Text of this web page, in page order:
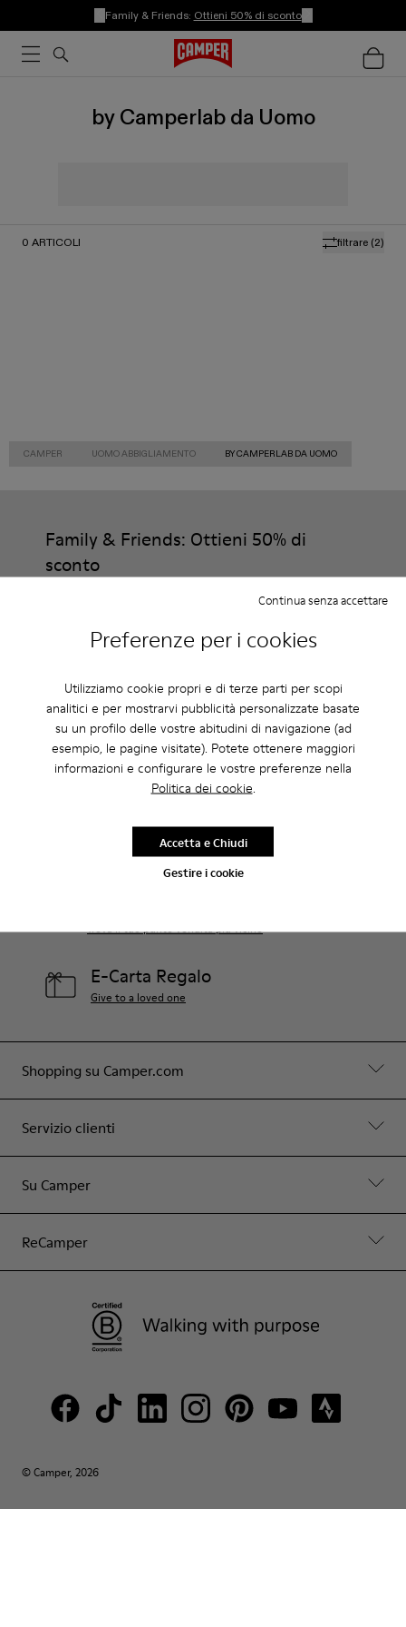
Preferenze per i cookies
Utilizziamo cookie propri e di terze parti per scopi
analitici e per mostrarvi pubblicità personalizzate basate
su un profilo delle vostre abitudini di navigazione (ad
esempio, le pagine visitate). Potete ottenere maggiori
informazioni e configurare le vostre preferenze nella
Politica dei cookie.
Gestire i cookie
Continua senza accettare
Accetta e Chiudi
Family & Friends: Ottieni 50% di sconto
by Camperlab da Uomo
filtrare (2)
0 ARTICOLI
CAMPER UOMO ABBIGLIAMENTO BY CAMPERLAB DA UOMO
Family & Friends: Ottieni 50% di
sconto
Proprio così. Entrando a far parte della nostra community godrai
di vantaggi esclusivi come sconti, accesso in anteprima, inviti a
Shopping su Camper.com
Servizio clienti
Su Camper
ReCamper
Contattaci
Trova il tuo punto vendita più vicino
E-Carta Regalo
Give to a loved one
© Camper, 2026
Italia / Italiano